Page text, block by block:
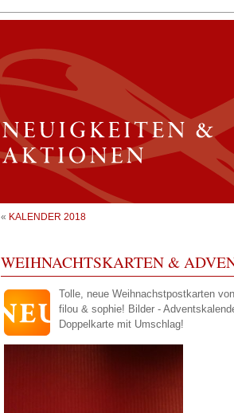
« KALENDER 2018
WEIHNACHTSKARTEN &
Tolle, neue Weihnachstpostkarten
filou & sophie! Bilder -
Doppelkarte mit Umschlag!